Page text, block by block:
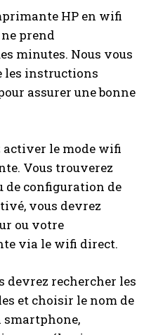
HP en wifi
prend
minutes. Nous vous
les instructions
assurer une bonne
activer le mode wifi
Vous trouverez
de configuration de
vous devrez
ou votre
via le wifi direct.
devrez rechercher les
et choisir le nom de